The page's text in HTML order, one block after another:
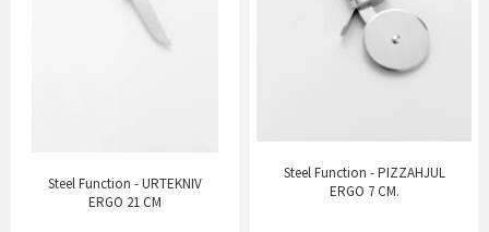
Steel Function - URTEKNIV
ERGO 21 CM
Steel Function - PIZZAHJUL
ERGO 7 CM.